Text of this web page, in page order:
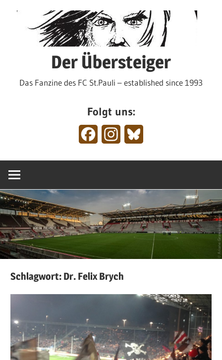
Der Übersteiger
Das Fanzine des FC St.Pauli – established since 1993
Folgt uns:
FacebookInstagram
Schlagwort: Dr. Felix Brych